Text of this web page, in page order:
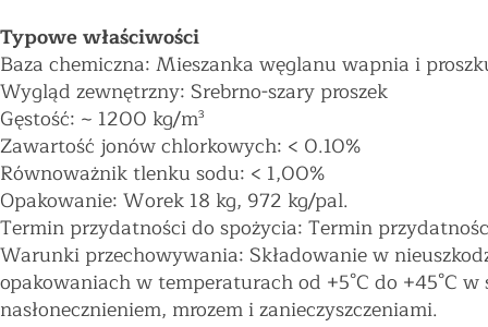
Typowe właściwości
Baza chemiczna: Mieszanka węglanu wapnia i
Wygląd zewnętrzny: Srebrno-szary proszek
Gęstość: ~ 1200 kg/m³
Zawartość jonów chlorkowych: < 0.10%
Równoważnik tlenku sodu: < 1,00%
Opakowanie: Worek 18 kg, 972 kg/pal.
Termin przydatności do spożycia: Termin
Warunki przechowywania: Składowanie w
opakowaniach w temperaturach od +5°C do +45°C
nasłonecznieniem, mrozem i zanieczyszczeniami.